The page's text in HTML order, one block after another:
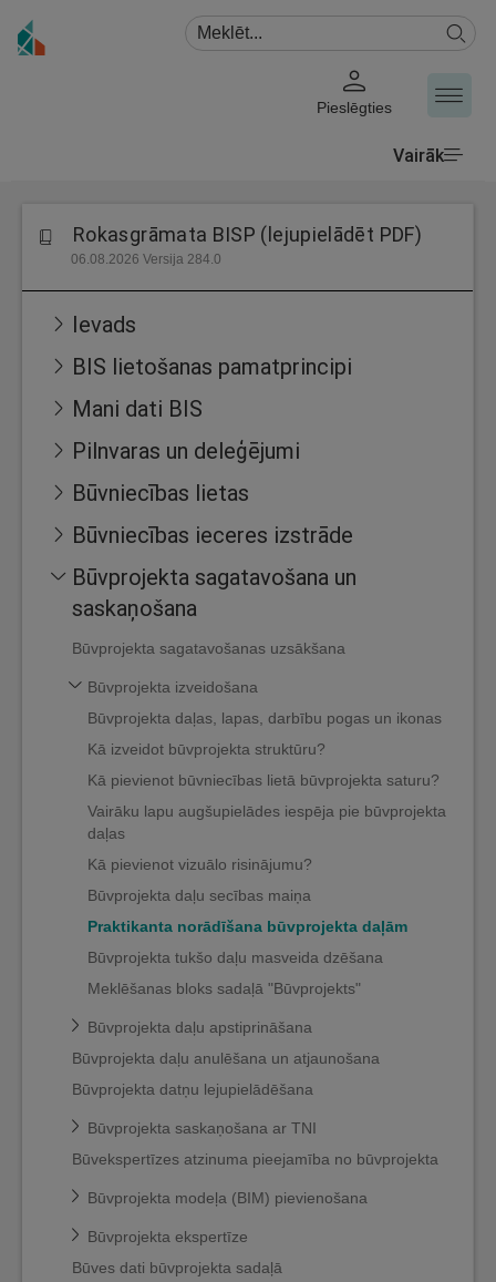
Pieslēgties
Vairāk
Rokasgrāmata BISP (lejupielādēt PDF)
06.08.2026 Versija 284.0
Ievads
BIS lietošanas pamatprincipi
Mani dati BIS
Pilnvaras un deleģējumi
Būvniecības lietas
Būvniecības ieceres izstrāde
Būvprojekta sagatavošana un
saskaņošana
Būvprojekta sagatavošanas uzsākšana
Būvprojekta izveidošana
Būvprojekta daļas, lapas, darbību pogas un ikonas
Kā izveidot būvprojekta struktūru?
Kā pievienot būvniecības lietā būvprojekta saturu?
Vairāku lapu augšupielādes iespēja pie būvprojekta
daļas
Kā pievienot vizuālo risinājumu?
Būvprojekta daļu secības maiņa
Praktikanta norādīšana būvprojekta daļām
Būvprojekta tukšo daļu masveida dzēšana
Meklēšanas bloks sadaļā "Būvprojekts"
Būvprojekta daļu apstiprināšana
Būvprojekta daļu anulēšana un atjaunošana
Būvprojekta datņu lejupielādēšana
Būvprojekta saskaņošana ar TNI
Būvekspertīzes atzinuma pieejamība no būvprojekta
Būvprojekta modeļa (BIM) pievienošana
Būvprojekta ekspertīze
Būves dati būvprojekta sadaļā